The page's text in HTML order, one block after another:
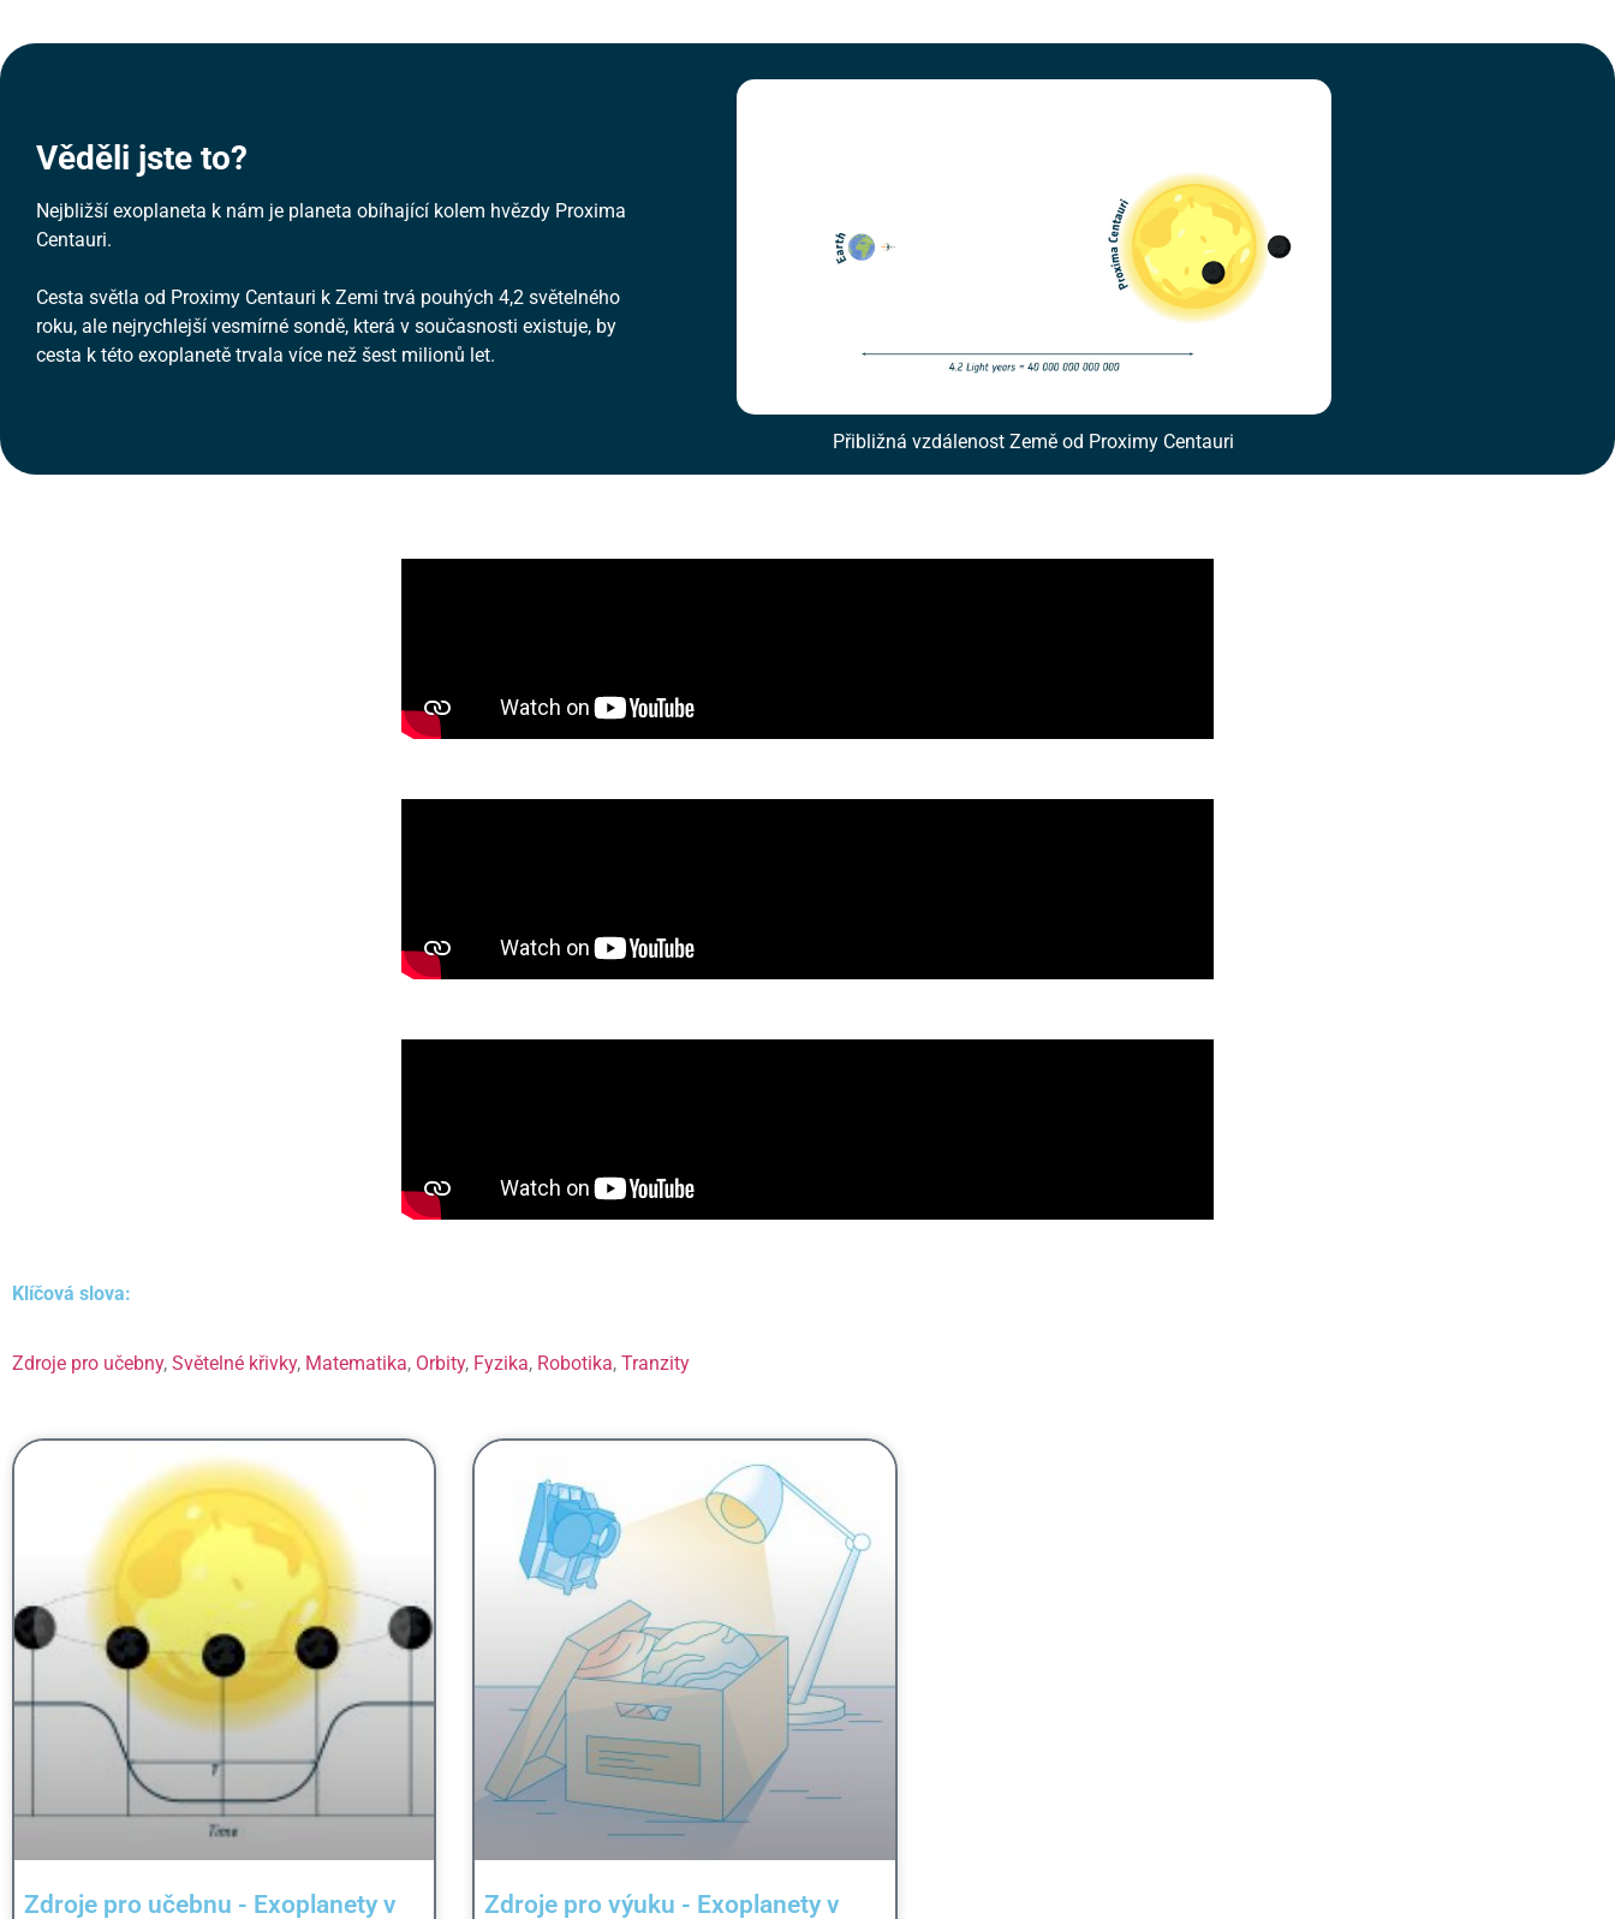
Věděli jste to?
Nejbližší exoplaneta k nám je planeta obíhající kolem hvězdy Proxima
Centauri.
Cesta světla od Proximy Centauri k Zemi trvá pouhých 4,2 světelného
roku, ale nejrychlejší vesmírné sondě, která v současnosti existuje, by
cesta k této exoplanetě trvala více než šest milionů let.
Přibližná vzdálenost Země od Proximy Centauri
Klíčová slova:
Zdroje pro učebny, Světelné křivky, Matematika, Orbity, Fyzika, Robotika, Tranzity
Zdroje pro učebnu - Exoplanety v Zdroje pro výuku - Exoplanety v